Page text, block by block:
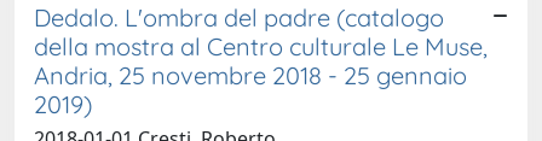
Dedalo. L'ombra del padre (catalogo
della mostra al Centro culturale Le Muse,
Andria, 25 novembre 2018 - 25 gennaio
2019)